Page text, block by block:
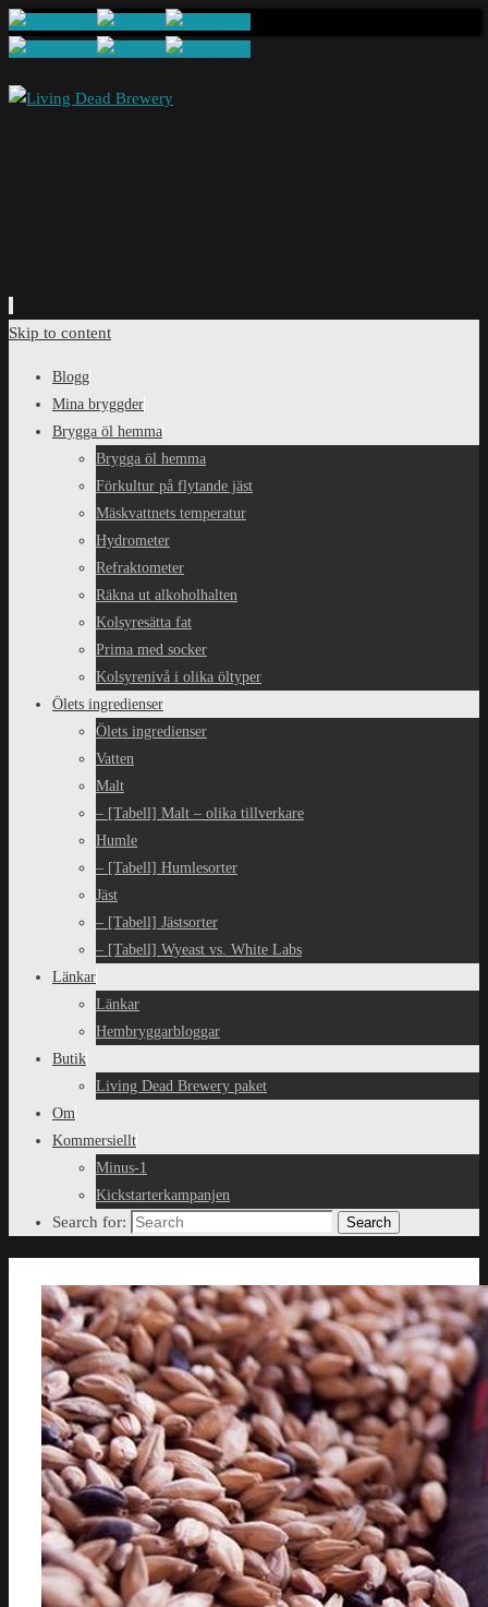
Skip to content
Blogg
Mina bryggder
Brygga öl hemma
Brygga öl hemma
Förkultur på flytande jäst
Mäskvattnets temperatur
Hydrometer
Refraktometer
Räkna ut alkoholhalten
Kolsyresätta fat
Prima med socker
Kolsyrenivå i olika öltyper
Ölets ingredienser
Ölets ingredienser
Vatten
Malt
– [Tabell] Malt – olika tillverkare
Humle
– [Tabell] Humlesorter
Jäst
– [Tabell] Jästsorter
– [Tabell] Wyeast vs. White Labs
Länkar
Länkar
Hembryggarbloggar
Butik
Living Dead Brewery paket
Om
Kommersiellt
Minus-1
Kickstarterkampanjen
Search for: Search